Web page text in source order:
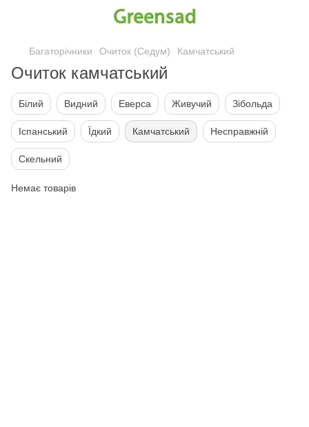
Багаторічники Очиток (Седум) Камчатський
Очиток камчатський
Білий Видний Еверса Живучий Зібольда
Іспанський Їдкий Камчатський Несправжній
Скельний
Немає товарів